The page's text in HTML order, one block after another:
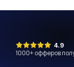
4.9
1000+ офферов